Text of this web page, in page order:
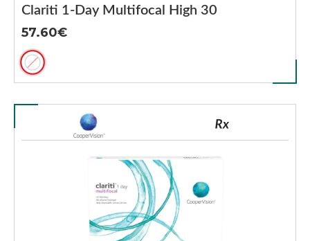
Clariti 1-Day Multifocal High 30
57.60